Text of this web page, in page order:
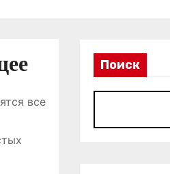
все
Поиск